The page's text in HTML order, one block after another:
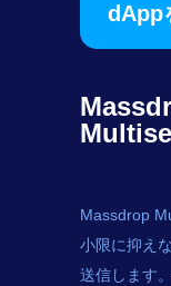
dApp
Massdrop
小限に抑えな
送信します